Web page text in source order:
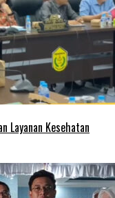
Layanan Kesehatan